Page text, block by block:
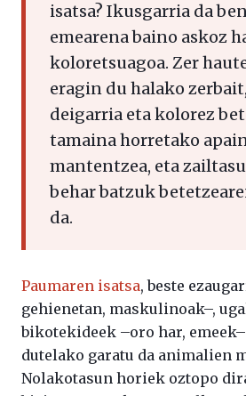
isatsa? Ikusgarria da
emearena baino askoz
koloretsuagoa. Zer
eragin du halako
deigarria eta kolorez
tamaina horretako
mantentzea, eta
behar batzuk
da.
Paumaren isatsa, beste
gehienetan, maskulinoak–,
bikotekideek –oro har,
dutelako garatu da animalien
Nolakotasun horiek oztopo